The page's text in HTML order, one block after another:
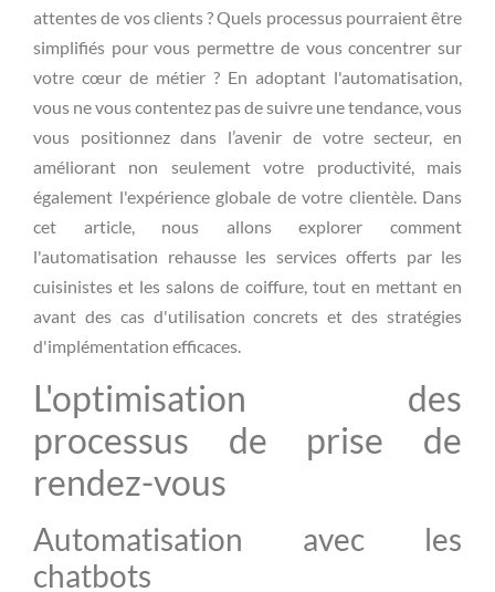
attentes de vos clients ? Quels processus pourraient être
simplifiés pour vous permettre de vous concentrer sur
votre cœur de métier ? En adoptant l'automatisation,
vous ne vous contentez pas de suivre une tendance, vous
vous positionnez dans l’avenir de votre secteur, en
améliorant non seulement votre productivité, mais
également l'expérience globale de votre clientèle. Dans
cet article, nous allons explorer comment
l'automatisation rehausse les services offerts par les
cuisinistes et les salons de coiffure, tout en mettant en
avant des cas d'utilisation concrets et des stratégies
d'implémentation efficaces.
L'optimisation des
processus de prise de
rendez-vous
Automatisation avec les
chatbots